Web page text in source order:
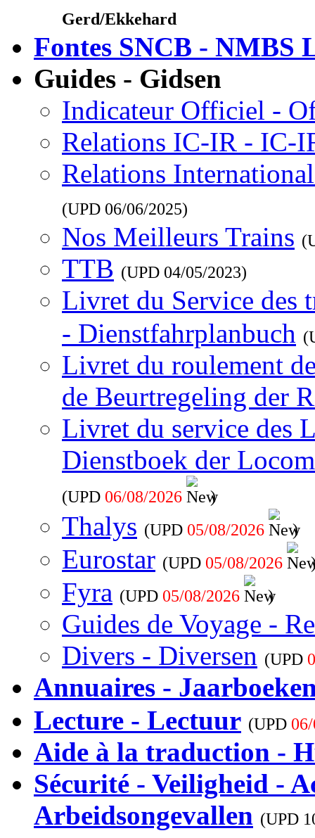
Gerd/Ekkehard
Fontes SNCB - NMBS
Guides - Gidsen
Indicateur Officiel -
Relations IC-IR - IC-
Relations
(UPD 06/06/2025)
Nos Meilleurs Trains
TTB (UPD 04/05/2023)
Livret du Service des
- Dienstfahrplanbuch
Livret du roulement
de Beurtregeling der
Livret du service des
Dienstboek der
(UPD 06/08/2026 )
Thalys (UPD 05/08/2026 )
Eurostar (UPD 05/08/2026
Fyra (UPD 05/08/2026 )
Guides de Voyage -
Divers - Diversen (UPD
Annuaires -
Lecture - Lectuur (UPD
Aide à la traduction -
Sécurité - Veiligheid -
Arbeidsongevallen (UPD